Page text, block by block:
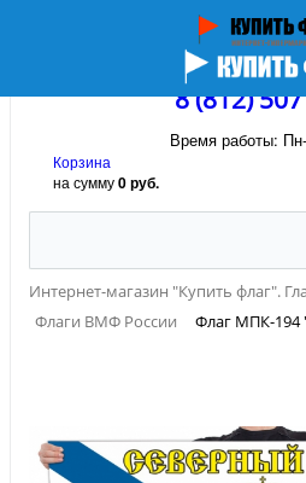
8 (812)
Время работы:
Корзина
на сумму0 руб.
Интернет-магазин "Купить флаг".
Флаги ВМФ России
Флаг МПК-194